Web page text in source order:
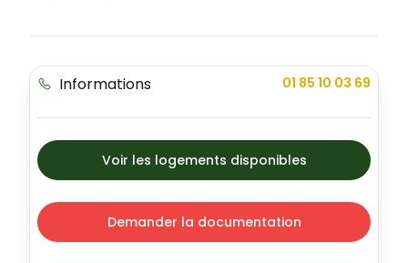
savant mélange de confort, de qualité de vie et
diversifiée comprenant 20 maisons de 4 à 5
pièces.
Seine-et-Marne
La commune de Villevaudé, riche en histoire
avec ses trois hameaux issus d'anciens fiefs
médiévaux, offre un cadre paisible et résidentiel,
idéal pour y établir votre nouveau projet de vie.
Informations 01 85 10 03 69
Voir les logements disponibles
Demander la documentation